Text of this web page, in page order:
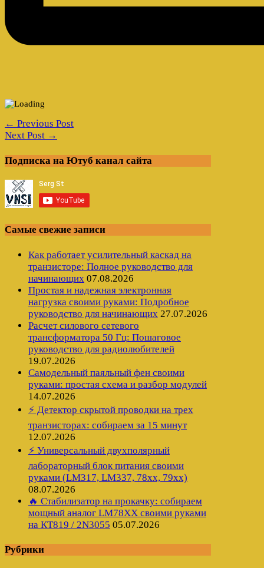
← Previous Post
Next Post →
Подписка на Ютуб канал сайта
Самые свежие записи
Как работает усилительный каскад на
транзисторе: Полное руководство для
начинающих 07.08.2026
Простая и надежная электронная
нагрузка своими руками: Подробное
руководство для начинающих 27.07.2026
Расчет силового сетевого
трансформатора 50 Гц: Пошаговое
руководство для радиолюбителей
19.07.2026
Самодельный паяльный фен своими
руками: простая схема и разбор модулей
14.07.2026
⚡ Детектор скрытой проводки на трех
транзисторах: собираем за 15 минут
12.07.2026
⚡ Универсальный двухполярный
лабораторный блок питания своими
руками (LM317, LM337, 78xx, 79xx)
08.07.2026
🔥 Стабилизатор на прокачку: собираем
мощный аналог LM78XX своими руками
на КТ819 / 2N3055 05.07.2026
Рубрики